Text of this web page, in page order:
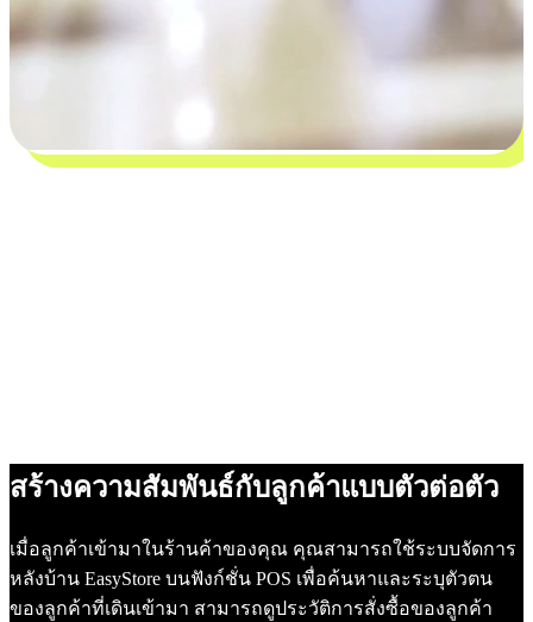
สร้างความสัมพันธ์กับลูกค้าแบบตัวต่อตัว
เมื่อลูกค้าเข้ามาในร้านค้าของคุณ คุณสามารถใช้ระบบจัดการ
หลังบ้าน EasyStore บนฟังก์ชั่น POS เพื่อค้นหาและระบุตัวตน
ของลูกค้าที่เดินเข้ามา สามารถดูประวัติการสั่งซื้อของลูกค้า